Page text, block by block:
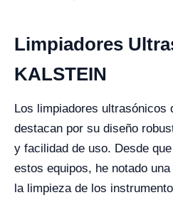
Limpiadores
KALSTEIN
Los limpiadores ultrasónicos
destacan por su diseño
y facilidad de uso. Desde
estos equipos, he notado
la limpieza de los